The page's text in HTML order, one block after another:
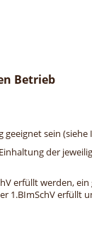
Betrieb
sein
der
erfüllt werden,
1.BImSchV